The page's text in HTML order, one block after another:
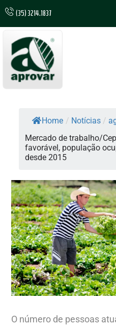
(35) 3214.1837
Home / Notícias /
Mercado de trabalho/
favorável, população
desde 2015
O número de pessoas